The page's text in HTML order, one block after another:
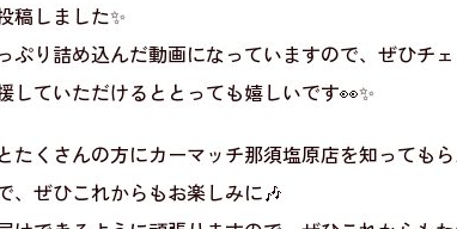
稿しました✨
ぷり詰め込んだ動画になっていますので、ぜひチ
していただけるととっても嬉しいです👀✨
たくさんの方にカーマッチ那須塩原店を知っても
、ぜひこれからもお楽しみに🎶